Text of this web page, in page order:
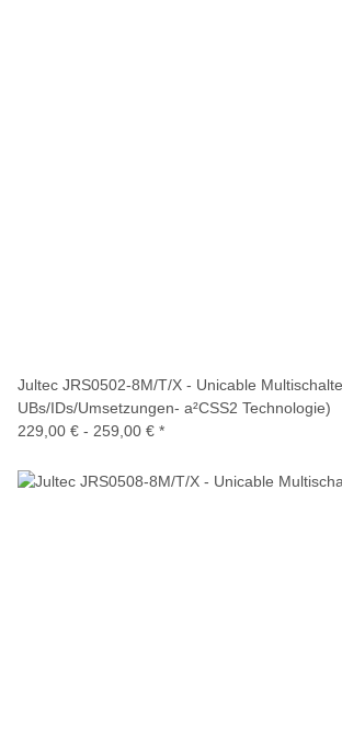
Jultec JRS0502-8M/T/X - Unicable
UBs/IDs/Umsetzungen- a²CSS2 Technologie)
229,00 € - 259,00 € *